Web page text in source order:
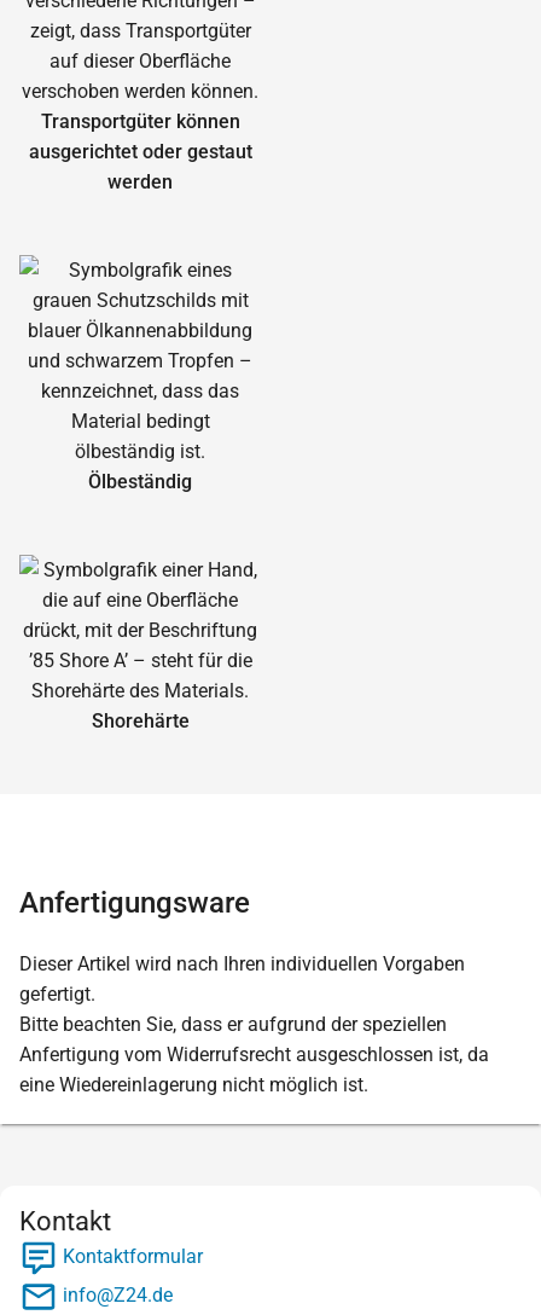
Transportgüter können
ausgerichtet oder gestaut
werden
Ölbeständig
Shorehärte
Anfertigungsware
Dieser Artikel wird nach Ihren individuellen Vorgaben
gefertigt.
Bitte beachten Sie, dass er aufgrund der speziellen
Anfertigung vom Widerrufsrecht ausgeschlossen ist, da
eine Wiedereinlagerung nicht möglich ist.
Kontakt
Kontaktformular
info@Z24.de